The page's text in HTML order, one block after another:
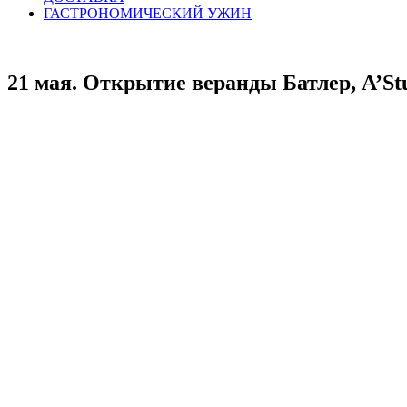
ГАСТРОНОМИЧЕСКИЙ УЖИН
21 мая. Открытие веранды Батлер,